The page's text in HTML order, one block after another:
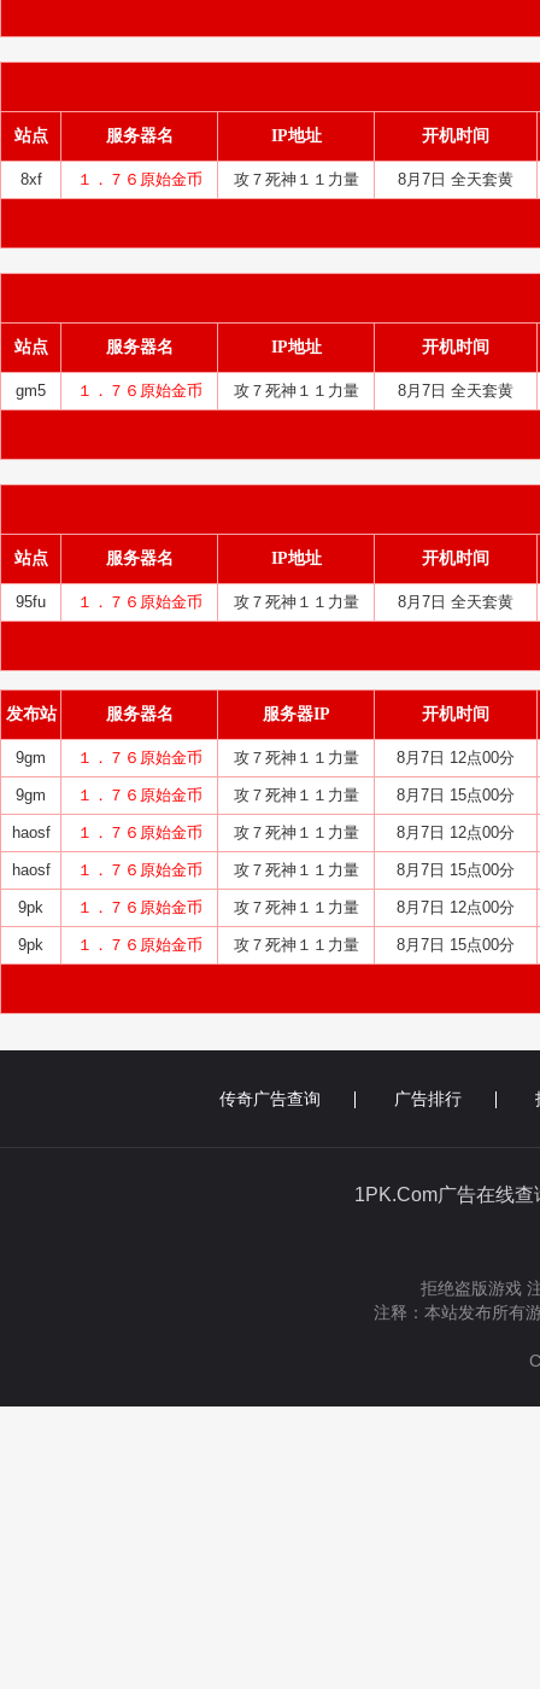
站点 服务器名 IP地址 开机时间
8xf １．７６原始金币 攻７死神１１力量 8月7日 全天套黄
站点 服务器名 IP地址 开机时间
gm5 １．７６原始金币 攻７死神１１力量 8月7日 全天套黄
站点 服务器名 IP地址 开机时间
95fu １．７６原始金币 攻７死神１１力量 8月7日 全天套黄
发布站 服务器名 服务器IP 开机时间
9gm １．７６原始金币 攻７死神１１力量 8月7日 12点00分
9gm １．７６原始金币 攻７死神１１力量 8月7日 15点00分
haosf １．７６原始金币 攻７死神１１力量 8月7日 12点00分
haosf １．７６原始金币 攻７死神１１力量 8月7日 15点00分
9pk １．７６原始金币 攻７死神１１力量 8月7日 12点00分
9pk １．７６原始金币 攻７死神１１力量 8月7日 15点00分
传奇广告查询 广告排行
1PK.Com广告在
拒绝盗版游戏
注释：本站发布所有